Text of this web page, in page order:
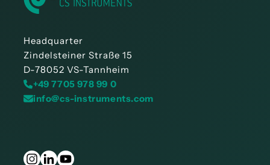
Headquarter
Zindelsteiner Straße 15
D-78052 VS-Tannheim
+49 7705 978 99 0
info@cs-instruments.com